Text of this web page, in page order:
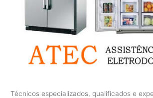
Técnicos especializados, qualificados e